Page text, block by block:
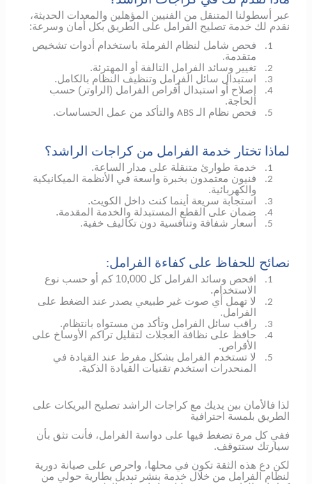
عبر أسطولنا المتنقل من الفنيين المؤهلين والمعدات الحديثة،
نقدم لك خدمة تصليح الفرامل على الطريق بكل أمان وسرعة:
1.
فحص شامل لنظام الفرملة باستخدام أدوات تشخيص
متقدمة.
2. تغيير وسائد الفرامل التالفة أو المهترئة.
3. استبدال سائل الفرامل وتنظيف النظام بالكامل.
4.
إصلاح أو استبدال أقراص الفرامل (الراوتر) حسب
الحاجة.
5. فحص نظام الـABS والتأكد من عمل الحساسات.
لماذا تختار خدمة الفرامل من كراجات الراشد؟
1. خدمة طوارئ متنقلة على مدار الساعة.
2.
فنيون معتمدون بخبرة واسعة في الأنظمة الميكانيكية
والكهربائية.
3. استجابة سريعة أينما كنت داخل الكويت.
4. ضمان على القطع المستبدلة والخدمة المقدمة.
5. أسعار شفافة وتنافسية دون تكاليف خفية.
نصائح للحفاظ على كفاءة الفرامل:
1.
افحص وسائد الفرامل كل 10,000 كم أو حسب نوع
الاستخدام.
2.
لا تهمل أي صوت غير طبيعي يصدر عند الضغط على
الفرامل.
3. راقب سائل الفرامل وتأكد من مستواه بانتظام.
4.
حافظ على نظافة العجلات لتقليل تراكم الأوساخ على
الأقراص.
5.
لا تستخدم الفرامل بشكل مفرط عند القيادة في
المنحدرات استخدم تقنيات القيادة الذكية.
لذا فالأمان بين يديك مع كراجات الراشد تصليح البريكات على
الطريق بلمسة احترافية
ففي كل مرة تضغط فيها على دواسة الفرامل، فأنت تثق بأن
سيارتك ستتوقف.
لكن دع هذه الثقة تكون في محلها، واحرص على صيانة دورية
لنظام الفرامل من خلال خدمة بنشر تبديل بطارية حولي من